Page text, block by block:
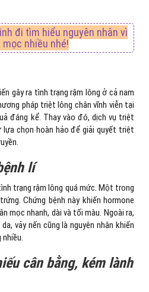
đi tìm hiểu nguyên nhân vì
nhiều nhé!
gây ra tình trạng rậm lông ở cả nam
pháp triệt lông chân vĩnh viễn tại
đáng kể. Thay vào đó, dịch vụ triệt
lựa chọn hoàn hảo để giải quyết triệt
lí
trạng rậm lông quá mức. Một trong
Chứng bệnh này khiến hormone
mọc nhanh, dài và tối màu. Ngoài ra,
vảy nến cũng là nguyên nhân khiến
cân bằng, kém lành